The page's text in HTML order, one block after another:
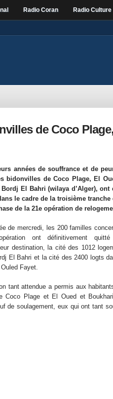
Radio Coran Radio Culture
de Coco
années de souffrance et de
bidonvilles de Coco Plage, El
Bordj El Bahri (wilaya d’Alger), ont
le cadre de la troisième tranche
de la 21e opération de
de mercredi, les 200 familles
ont définitivement
destination, la cité des 1012
El Bahri et la cité des 2400 logts
Fayet.
tant attendue a permis aux
Coco Plage et El Oued et
de soulagement, eux qui ont tant